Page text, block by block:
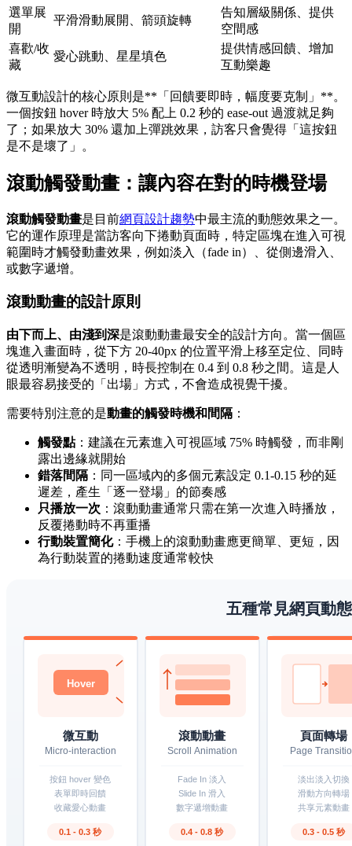
選單展
開
平滑滑動展開、箭頭旋轉
告知層級關係、提供
空間感
喜歡/收
藏
愛心跳動、星星填色
提供情感回饋、增加
互動樂趣
微互動設計的核心原則是**「回饋要即時，幅度要克制」**。
一個按鈕 hover 時放大 5% 配上 0.2 秒的 ease-out 過渡就足夠
了；如果放大 30% 還加上彈跳效果，訪客只會覺得「這按鈕
是不是壞了」。
滾動觸發動畫：讓內容在對的時機登場
滾動觸發動畫是目前網頁設計趨勢中最主流的動態效果之一。
它的運作原理是當訪客向下捲動頁面時，特定區塊在進入可視
範圍時才觸發動畫效果，例如淡入（fade in）、從側邊滑入、
或數字遞增。
滾動動畫的設計原則
由下而上、由淺到深是滾動動畫最安全的設計方向。當一個區
塊進入畫面時，從下方 20-40px 的位置平滑上移至定位、同時
從透明漸變為不透明，時長控制在 0.4 到 0.8 秒之間。這是人
眼最容易接受的「出場」方式，不會造成視覺干擾。
需要特別注意的是動畫的觸發時機和間隔 ：
觸發點：建議在元素進入可視區域 75% 時觸發，而非剛
露出邊緣就開始
錯落間隔 ：同一區域內的多個元素設定 0.1-0.15 秒的延
遲差，產生「逐一登場」的節奏感
只播放一次 ：滾動動畫通常只需在第一次進入時播放，
反覆捲動時不再重播
行動裝置簡化：手機上的滾動動畫應更簡單、更短，因
為行動裝置的捲動速度通常較快